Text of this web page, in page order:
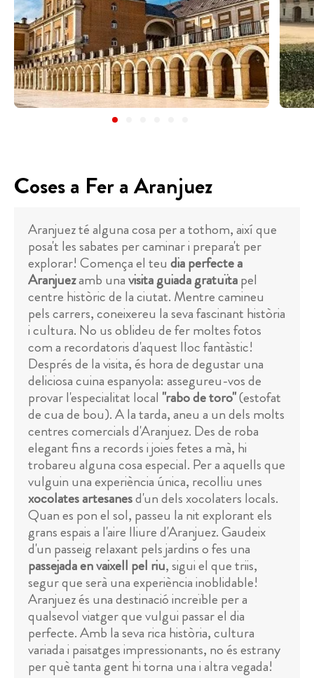
Coses a Fer a Aranjuez
Aranjuez té alguna cosa per a tothom, així que
posa't les sabates per caminar i prepara't per
explorar! Comença el teu dia perfecte a
Aranjuezamb unavisita guiada gratuïtapel
centre històric de la ciutat. Mentre camineu
pels carrers, coneixereu la seva fascinant història
i cultura. No us oblideu de fer moltes fotos
com a recordatoris d'aquest lloc fantàstic!
Després de la visita, és hora de degustar una
deliciosa cuina espanyola: assegureu-vos de
provar l'especialitat local "rabo de toro"(estofat
de cua de bou). A la tarda, aneu a un dels molts
centres comercials d'Aranjuez. Des de roba
elegant fins a records i joies fetes a mà, hi
trobareu alguna cosa especial. Per a aquells que
vulguin una experiència única, recolliu unes
xocolates artesanesd'un dels xocolaters locals.
Quan es pon el sol, passeu la nit explorant els
grans espais a l'aire lliure d'Aranjuez. Gaudeix
d'un passeig relaxant pels jardins o fes una
passejada en vaixell pel riu, sigui el que triis,
segur que serà una experiència inoblidable!
Aranjuez és una destinació increïble per a
qualsevol viatger que vulgui passar el dia
perfecte. Amb la seva rica història, cultura
variada i paisatges impressionants, no és estrany
per què tanta gent hi torna una i altra vegada!